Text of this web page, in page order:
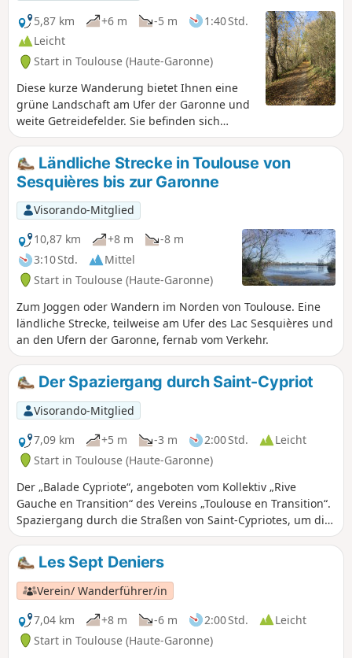
5,87 km
+6 m -5 m
1:40 Std.
Leicht
Start in Toulouse (Haute-Garonne)
Diese kurze Wanderung bietet Ihnen eine
grüne Landschaft am Ufer der Garonne und
weite Getreidefelder. Sie befinden sich
größtenteils auf dem Land und sind
dennoch nur einen Katzensprung vom
Großraum Toulouse entfernt.
Ländliche Strecke in Toulouse von
Sesquières bis zur Garonne
Visorando-Mitglied
10,87 km
+8 m
-8 m
3:10 Std.
Mittel
Start in Toulouse (Haute-Garonne)
Zum Joggen oder Wandern im Norden von Toulouse. Eine
ländliche Strecke, teilweise am Ufer des Lac Sesquières und
an den Ufern der Garonne, fernab vom Verkehr.
Der Spaziergang durch Saint-Cypriot
Visorando-Mitglied
7,09 km
+5 m -3 m 2:00 Std.
Leicht
Start in Toulouse (Haute-Garonne)
Der „Balade Cypriote“, angeboten vom Kollektiv „Rive
Gauche en Transition“ des Vereins „Toulouse en Transition“.
Spaziergang durch die Straßen von Saint-Cypriotes, um die
grünen Ecken des Viertels zu entdecken.
Les Sept Deniers
Verein/ Wanderführer/in
7,04 km
+8 m -6 m 2:00 Std.
Leicht
Start in Toulouse (Haute-Garonne)